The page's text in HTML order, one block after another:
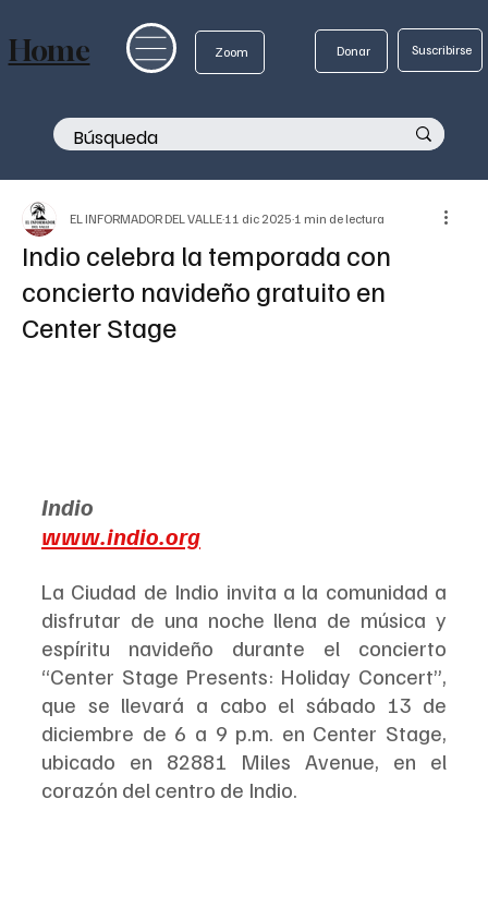
Zoom Donar Suscribirse
Home
Indio celebra la temporada con
concierto navideño gratuito en
Center Stage
EL INFORMADOR DEL VALLE 11 dic 2025 1 min de lectura
Indio
www.indio.org
La Ciudad de Indio invita a la comunidad a
disfrutar de una noche llena de música y
espíritu navideño durante el concierto
“Center Stage Presents: Holiday Concert”,
que se llevará a cabo el sábado 13 de
diciembre de 6 a 9 p.m. en Center Stage,
ubicado en 82881 Miles Avenue, en el
corazón del centro de Indio.